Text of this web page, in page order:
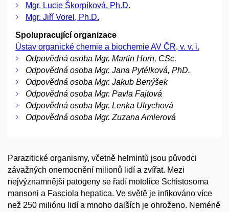
Mgr. Lucie Škorpíková, Ph.D.
Mgr. Jiří Vorel, Ph.D.
Spolupracující organizace
Ústav organické chemie a biochemie AV ČR, v. v. i.
Odpovědná osoba Mgr. Martin Horn, CSc.
Odpovědná osoba Mgr. Jana Pytélková, PhD.
Odpovědná osoba Mgr. Jakub Benýšek
Odpovědná osoba Mgr. Pavla Fajtová
Odpovědná osoba Mgr. Lenka Ulrychová
Odpovědná osoba Mgr. Zuzana Amlerová
Parazitické organismy, včetně helmintů jsou původci
závažných onemocnění milionů lidí a zvířat. Mezi
nejvýznamnější patogeny se řadí motolice Schistosoma
mansoni a Fasciola hepatica. Ve světě je infikováno více
než 250 miliónu lidí a mnoho dalších je ohroženo. Neméně